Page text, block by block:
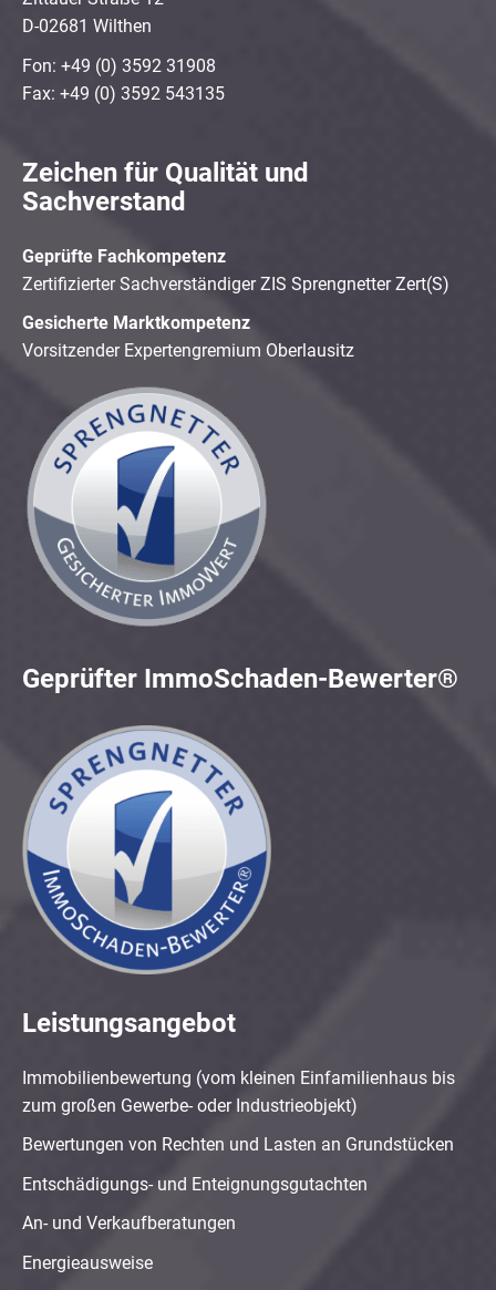
D-02681 Wilthen
Fon: +49 (0) 3592 31908
Fax: +49 (0) 3592 543135
Zeichen für Qualität und
Sachverstand
Geprüfte Fachkompetenz
Zertifizierter Sachverständiger ZIS Sprengnetter Zert(S)
Gesicherte Marktkompetenz
Vorsitzender Expertengremium Oberlausitz
Geprüfter ImmoSchaden-Bewerter®
Leistungsangebot
Immobilienbewertung (vom kleinen Einfamilienhaus bis
zum großen Gewerbe- oder Industrieobjekt)
Bewertungen von Rechten und Lasten an Grundstücken
Entschädigungs- und Enteignungsgutachten
An- und Verkaufberatungen
Energieausweise